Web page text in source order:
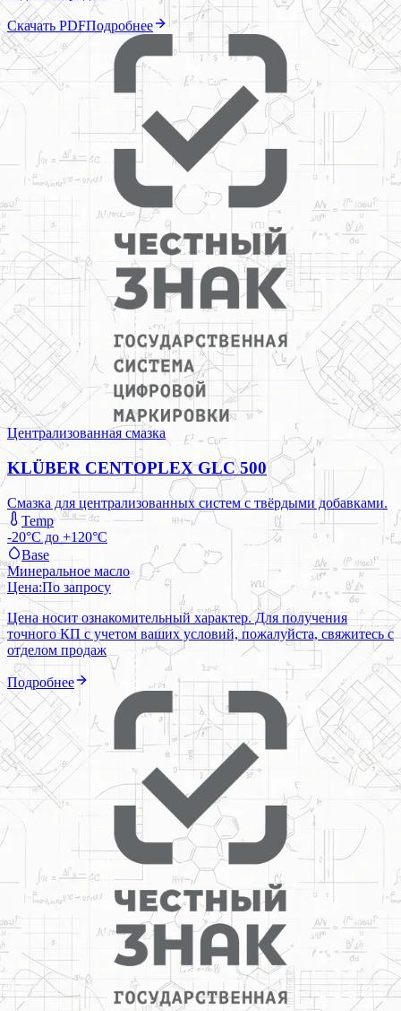
Скачать PDFПодробнее
Централизованная смазка
KLÜBER CENTOPLEX GLC 500
Смазка для централизованных систем с твёрдыми добавками.
Temp
-20°C до +120°C
Base
Минеральное масло
Цена:По запросу
Цена носит ознакомительный характер. Для получения
точного КП с учетом ваших условий, пожалуйста, свяжитесь с
отделом продаж
Подробнее